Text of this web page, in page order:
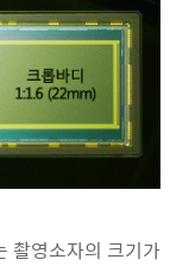
촬영소자의 크기가